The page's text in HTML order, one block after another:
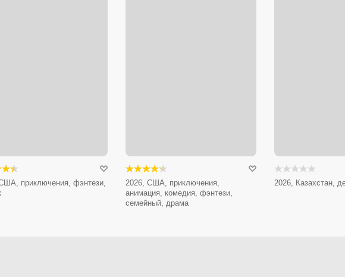
приключения, фэнтези,
2026, США, приключения,
анимация, комедия, фэнтези,
семейный, драма
2026, Казахстан,